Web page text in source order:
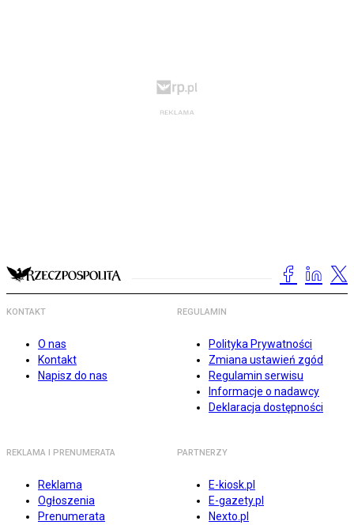
KONTAKT
O nas
Kontakt
Napisz do nas
REGULAMIN
Polityka Prywatności
Zmiana ustawień zgód
Regulamin serwisu
Informacje o nadawcy
Deklaracja dostępności
REKLAMA I PRENUMERATA
Reklama
Ogłoszenia
Prenumerata
PARTNERZY
E-kiosk.pl
E-gazety.pl
Nexto.pl